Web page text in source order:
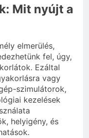
Mit nyújt a
elmerülés,
fel, úgy,
Ezáltal
vagy
szimulátorok,
kezelések
helyigény, és